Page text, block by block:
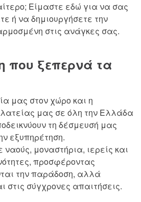
Είμαστε εδώ για να σας
ή να δημιουργήσετε την
στις ανάγκες σας.
που ξεπερνά τα
μας στον χώρο και η
μας σε όλη την Ελλάδα
τη δέσμευσή μας
εξυπηρέτηση.
μοναστήρια, ιερείς και
προσφέροντας
την παράδοση, αλλά
στις σύγχρονες απαιτήσεις.